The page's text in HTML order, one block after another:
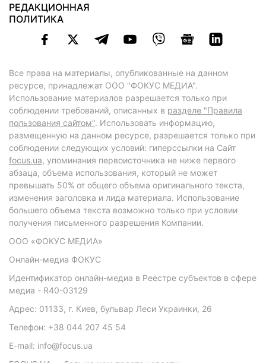
РЕДАКЦИОННАЯ
ПОЛИТИКА
Все права на материалы, опубликованные на данном
ресурсе, принадлежат ООО "ФОКУС МЕДИА".
Использование материалов разрешается только при
соблюдении требований, описанных в разделе "Правила
пользования сайтом". Использовать информацию,
размещенную на данном ресурсе, разрешается только при
соблюдении следующих условий: гиперссылки на Сайт
focus.ua, упоминания первоисточника не ниже первого
абзаца, объема использования, который не может
превышать 50% от общего объема оригинального текста,
изменения заголовка и лида материала. Использование
большего объема текста возможно только при условии
получения письменного разрешения Компании.
ООО «ФОКУС МЕДИА»
Онлайн-медиа ФОКУС
Идентификатор онлайн-медиа в Реестре субъектов в сфере
медиа - R40-03129
Адрес: 01133, г. Киев, бульвар Леси Украинки, 26
Телефон: +38 044 207 45 54
E-mail: info@focus.ua